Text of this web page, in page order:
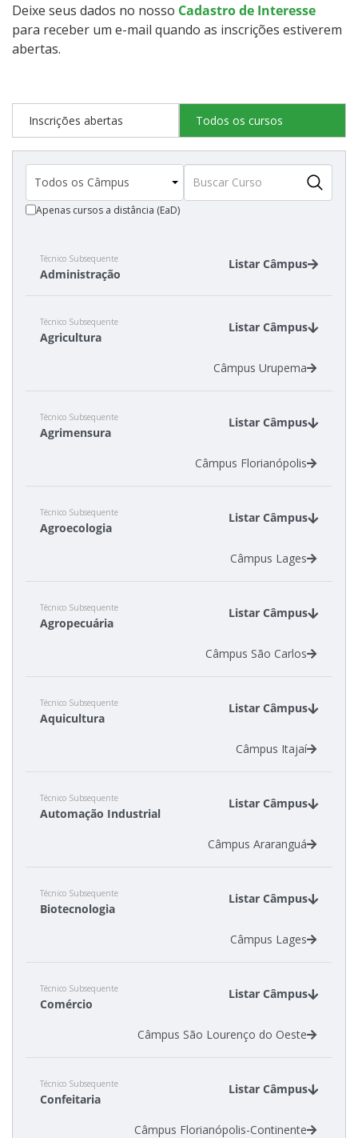
Cotas
Inscrições e acompanhamento
Orientações para Matrícula
Estatísticas dos Processos Seletivos
Deixe seus dados no nosso Cadastro de Interesse
para receber um e-mail quando as inscrições estiverem
abertas.
Inscrições abertas Todos os cursos
Apenas cursos a distância (EaD)
Técnico Subsequente
Administração
Listar Câmpus
Câmpus Gaspar
Câmpus São Lourenço do Oeste
Técnico Subsequente
Agricultura
Listar Câmpus
Câmpus Urupema
Técnico Subsequente
Agrimensura
Listar Câmpus
Câmpus Florianópolis
Técnico Subsequente
Agroecologia
Listar Câmpus
Câmpus Lages
Técnico Subsequente
Agropecuária
Listar Câmpus
Câmpus São Carlos
Técnico Subsequente
Aquicultura
Listar Câmpus
Câmpus Itajaí
Técnico Subsequente
Automação Industrial
Listar Câmpus
Câmpus Araranguá
Técnico Subsequente
Biotecnologia
Listar Câmpus
Câmpus Lages
Técnico Subsequente
Comércio
Listar Câmpus
Câmpus São Lourenço do Oeste
Técnico Subsequente
Confeitaria
Listar Câmpus
Câmpus Florianópolis-Continente